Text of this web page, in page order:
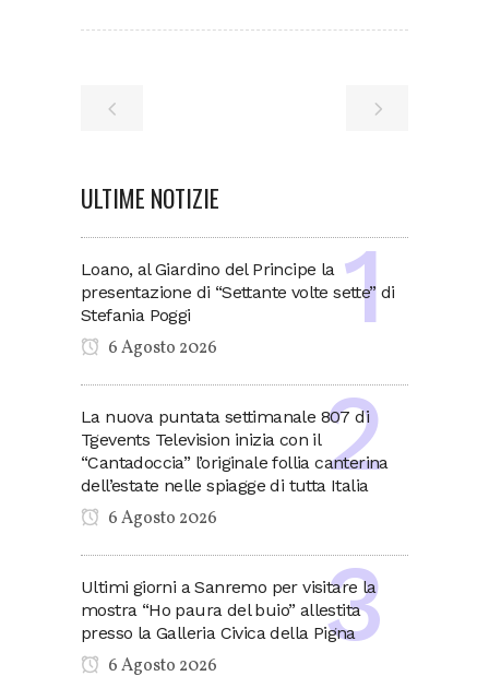
ULTIME NOTIZIE
Loano, al Giardino del Principe la
presentazione di “Settante volte sette” di
Stefania Poggi
6 Agosto 2026
La nuova puntata settimanale 807 di
Tgevents Television inizia con il
“Cantadoccia” l’originale follia canterina
dell’estate nelle spiagge di tutta Italia
6 Agosto 2026
Ultimi giorni a Sanremo per visitare la
mostra “Ho paura del buio” allestita
presso la Galleria Civica della Pigna
6 Agosto 2026